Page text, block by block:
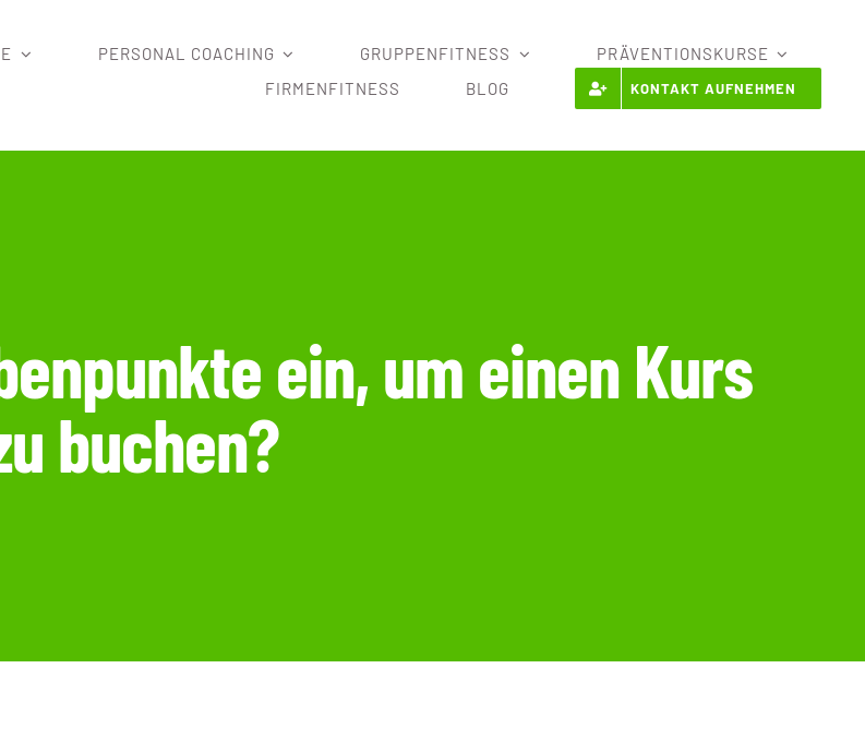
PERSONAL COACHING GRUPPENFITNESS
PRÄVENTIONSKURSE
FIRMENFITNESS
BLOG KONTAKT AUFNEHMEN
ein, um einen Kurs
buchen?